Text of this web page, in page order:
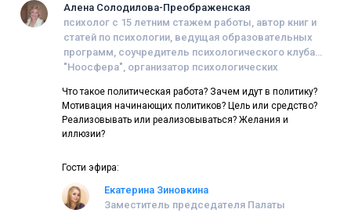
Алена Солодилова-Преображенская
психолог с 15 летним стажем работы, автор книг и
статей по психологии, ведущая образовательных
программ, соучредитель психологического клуба
"Ноосфера", организатор психологических
психотерапевтов и тренеров.
Что такое политическая работа? Зачем идут в политику?
Мотивация начинающих политиков? Цель или средство?
Реализовывать или реализовываться? Желания и
иллюзии?
Гости эфира:
Екатерина Зиновкина
Заместитель председателя Палаты